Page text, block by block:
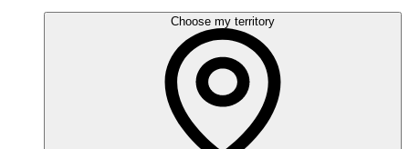
Choose my territory